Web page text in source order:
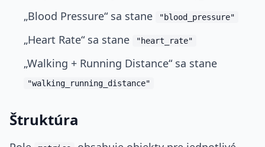
„Blood Pressure“ sa stane "blood_pressure"
„Heart Rate“ sa stane "heart_rate"
„Walking + Running Distance“ sa stane
"walking_running_distance"
Štruktúra